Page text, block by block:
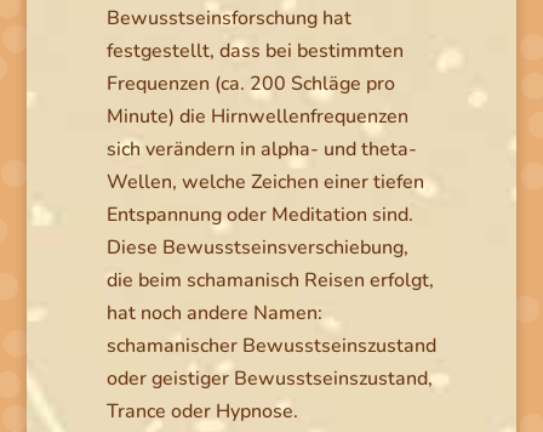
Bewusstseinsforschung hat
festgestellt, dass bei bestimmten
Frequenzen (ca. 200 Schläge pro
Minute) die Hirnwellenfrequenzen
sich verändern in alpha- und theta-
Wellen, welche Zeichen einer tiefen
Entspannung oder Meditation sind.
Diese Bewusstseinsverschiebung,
die beim schamanisch Reisen erfolgt,
hat noch andere Namen:
schamanischer Bewusstseinszustand
oder geistiger Bewusstseinszustand,
Trance oder Hypnose.